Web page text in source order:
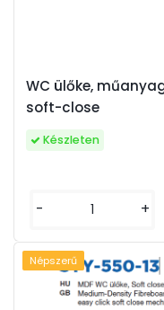
WC ülőke,
soft-close
Készleten
- +
Népszerű